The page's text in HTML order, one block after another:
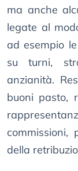
ma anche
legate al
ad esempio
su turni,
anzianità.
buoni pasto,
commissioni,
della